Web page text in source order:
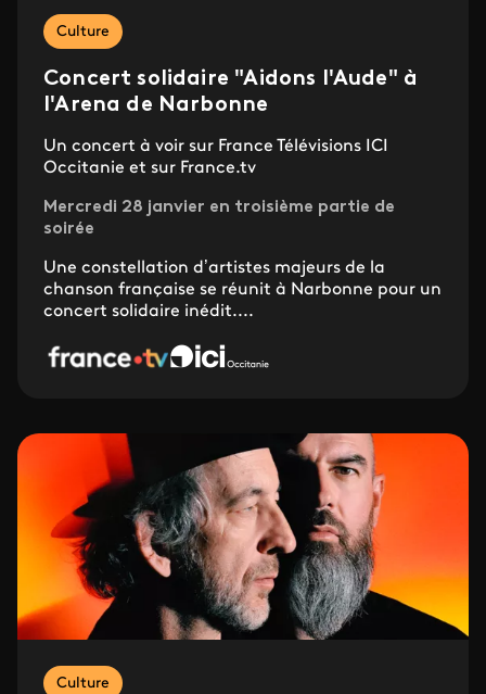
Culture
Concert solidaire "Aidons l'Aude" à
l'Arena de Narbonne
Un concert à voir sur France Télévisions ICI
Occitanie et sur France.tv
Mercredi 28 janvier en troisième partie de
soirée
Une constellation d’artistes majeurs de la
chanson française se réunit à Narbonne pour un
concert solidaire inédit....
Culture